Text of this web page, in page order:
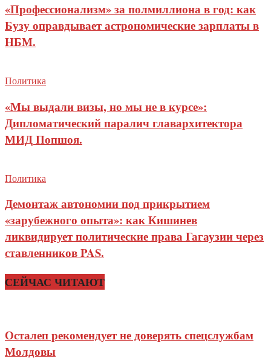
«Профессионализм» за полмиллиона в год: как
Бузу оправдывает астрономические зарплаты в
НБМ.
Политика
«Мы выдали визы, но мы не в курсе»:
Дипломатический паралич главархитектора
МИД Попшоя.
Политика
Демонтаж автономии под прикрытием
«зарубежного опыта»: как Кишинев
ликвидирует политические права Гагаузии через
ставленников PAS.
СЕЙЧАС ЧИТАЮТ
Осталеп рекомендует не доверять спецслужбам
Молдовы